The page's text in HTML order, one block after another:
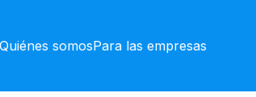
Quiénes somosPara las empresas